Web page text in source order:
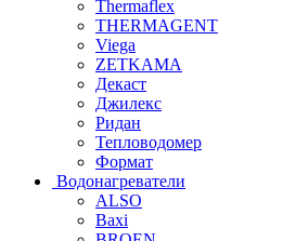
Thermaflex
THERMAGENT
Viega
ZETKAMA
Декаст
Джилекс
Ридан
Тепловодомер
Формат
Водонагреватели
ALSO
Baxi